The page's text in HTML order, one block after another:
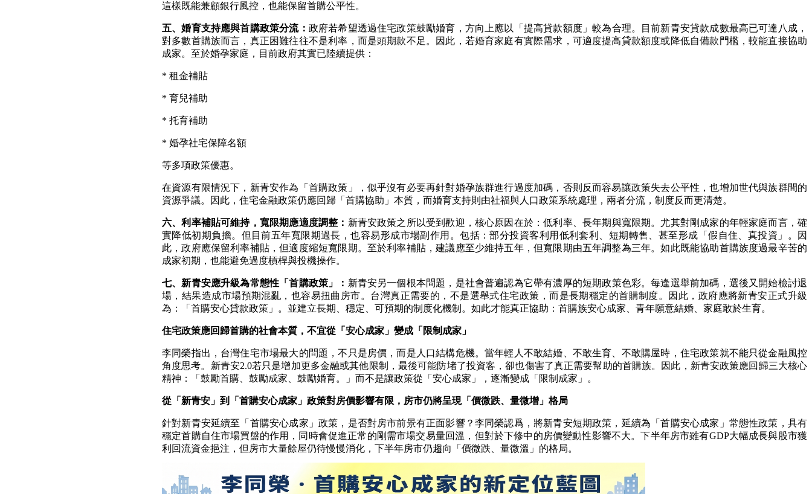
這樣既能兼顧銀行風控，也能保留首購公平性。
五、婚育支持應與首購政策分流： 政府若希望透過住宅政策鼓勵婚育，方向上應以「提高貸款額度」較為合理。目前新青安貸款成數最高已可達八成，
對多數首購族而言，真正困難往往不是利率，而是頭期款不足。因此，若婚育家庭有實際需求，可適度提高貸款額度或降低自備款門檻，較能直接協助
成家。至於婚孕家庭，目前政府其實已陸續提供：
* 租金補貼
* 育兒補助
* 托育補助
* 婚孕社宅保障名額
等多項政策優惠。
在資源有限情況下，新青安作為「首購政策」，似乎沒有必要再針對婚孕族群進行過度加碼，否則反而容易讓政策失去公平性，也增加世代與族群間的
資源爭議。因此，住宅金融政策仍應回歸「首購協助」本質，而婚育支持則由社福與人口政策系統處理，兩者分流，制度反而更清楚。
六、利率補貼可維持，寬限期應適度調整： 新青安政策之所以受到歡迎，核心原因在於：低利率、長年期與寬限期。尤其對剛成家的年輕家庭而言，確
實降低初期負擔。但目前五年寬限期過長，也容易形成市場副作用。包括：部分投資客利用低利套利、短期轉售、甚至形成「假自住、真投資」。因
此，政府應保留利率補貼，但適度縮短寬限期。至於利率補貼，建議應至少維持五年，但寬限期由五年調整為三年。如此既能協助首購族度過最辛苦的
成家初期，也能避免過度槓桿與投機操作。
七、新青安應升級為常態性「首購政策」： 新青安另一個根本問題，是社會普遍認為它帶有濃厚的短期政策色彩。每逢選舉前加碼，選後又開始檢討退
場，結果造成市場預期混亂，也容易扭曲房市。台灣真正需要的，不是選舉式住宅政策，而是長期穩定的首購制度。因此，政府應將新青安正式升級
為：「首購安心貸款政策」。並建立長期、穩定、可預期的制度化機制。如此才能真正協助：首購族安心成家、青年願意結婚、家庭敢於生育。
住宅政策應回歸首購的社會本質，不宜從「安心成家」變成「限制成家」
李同榮指出，台灣住宅市場最大的問題，不只是房價，而是人口結構危機。當年輕人不敢結婚、不敢生育、不敢購屋時，住宅政策就不能只從金融風控
角度思考。新青安2.0若只是增加更多金融或其他限制，最後可能防堵了投資客，卻也傷害了真正需要幫助的首購族。因此，新青安政策應回歸三大核心
精神：「鼓勵首購、鼓勵成家、鼓勵婚育。」而不是讓政策從「安心成家」，逐漸變成「限制成家」。
從「新青安」到「首購安心成家」政策對房價影響有限，房市仍將呈現「價微跌、量微增」格局
針對新青安延續至「首購安心成家」政策，是否對房市前景有正面影響？李同榮認爲，將新青安短期政策，延續為「首購安心成家」常態性政策，具有
穩定首購自住市場買盤的作用，同時會促進正常的剛需市場交易量回溫，但對於下修中的房價變動性影響不大。下半年房市雖有GDP大幅成長與股市獲
利回流資金挹注，但房市大量餘屋仍待慢慢消化，下半年房市仍趨向「價微跌、量微溫」的格局。